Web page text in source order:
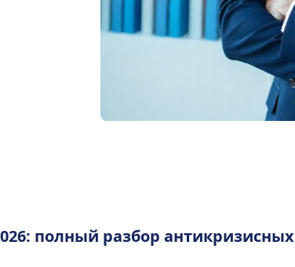
полный разбор антикризисных